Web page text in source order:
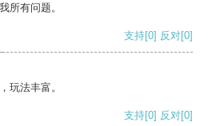
所有问题。
支持[0] 反对[0]
玩法丰富。
支持[0] 反对[0]